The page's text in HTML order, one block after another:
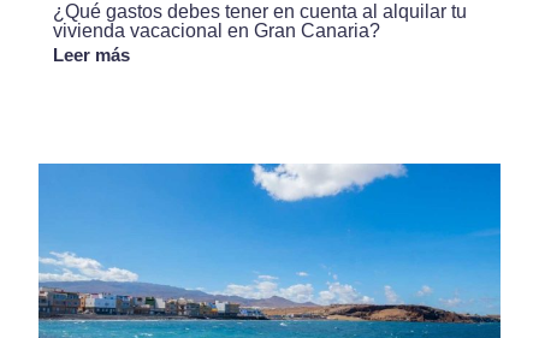
¿Qué gastos debes tener en cuenta al alquilar tu
vivienda vacacional en Gran Canaria?
Leer más